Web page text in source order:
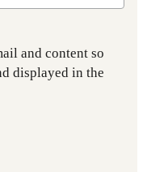
and content so
displayed in the